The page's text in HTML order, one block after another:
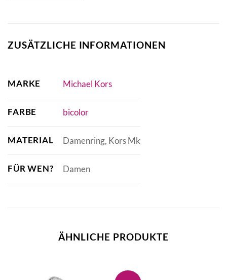
ZUSÄTZLICHE INFORMATIONEN
MARKE Michael Kors
FARBE bicolor
MATERIAL Damenring, Kors Mk
FÜR WEN? Damen
ÄHNLICHE PRODUKTE